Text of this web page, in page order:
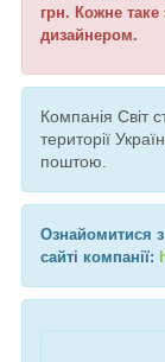
грн. Кожне таке
дизайнером.
Компанія Світ
території
поштою.
Ознайомитися
сайті компанії: